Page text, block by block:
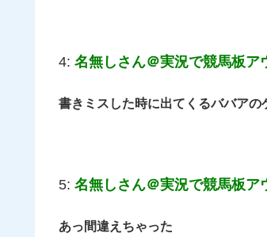
4: 名無しさん＠実況で競馬板ア
書きミスした時に出てくるババア
5: 名無しさん＠実況で競馬板ア
あっ間違えちゃった